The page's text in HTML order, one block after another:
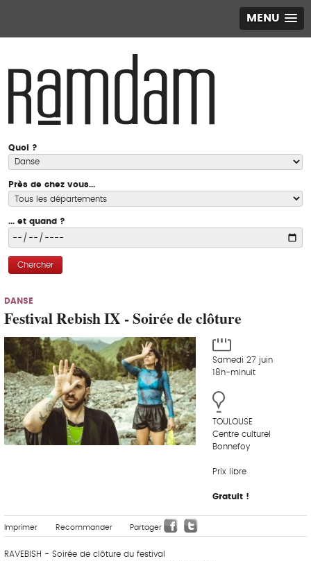
MENU
Quoi ?
Près de chez vous...
... et quand ?
Chercher
DANSE
Festival Rebish IX - Soirée de clôture
Samedi 27 juin
18h-minuit
TOULOUSE
Centre culturel
Bonnefoy
Prix libre
Gratuit !
Imprimer Recommander Partager
RAVEBISH - Soirée de clôture du festival